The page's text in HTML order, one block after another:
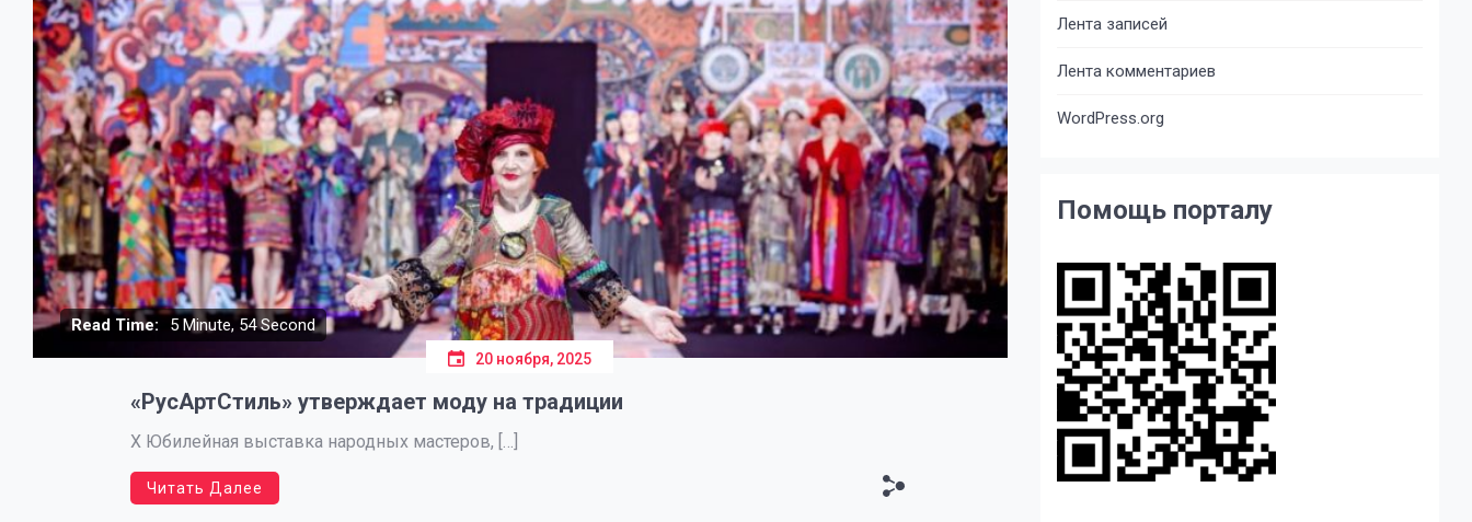
Read Time: 5 Minute, 54 Second
20 ноября, 2025
«РусАртСтиль» утверждает моду на традиции
Х Юбилейная выставка народных мастеров, […]
Читать Далее
Лента записей
Лента комментариев
WordPress.org
Помощь порталу